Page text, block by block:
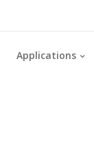
Applications